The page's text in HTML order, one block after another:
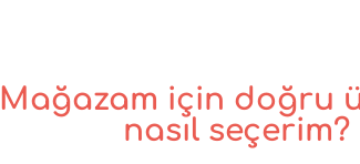
Mağazam için doğru
nasıl seçerim?